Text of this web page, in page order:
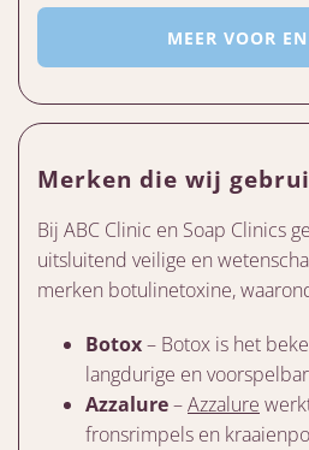
MEER VOOR
Merken die wij
Bij ABC Clinic en Soap Clinics
uitsluitend veilige en
merken botulinetoxine,
Botox– Botox is het
langdurige en
Azzalure–Azzalure
fronsrimpels en